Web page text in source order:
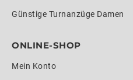
Günstige Turnanzüge Damen
ONLINE-SHOP
Mein Konto